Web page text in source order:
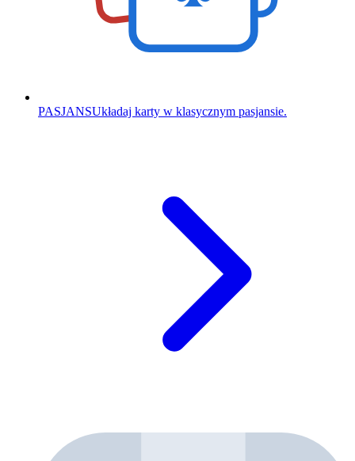
PASJANSUkładaj karty w klasycznym pasjansie.